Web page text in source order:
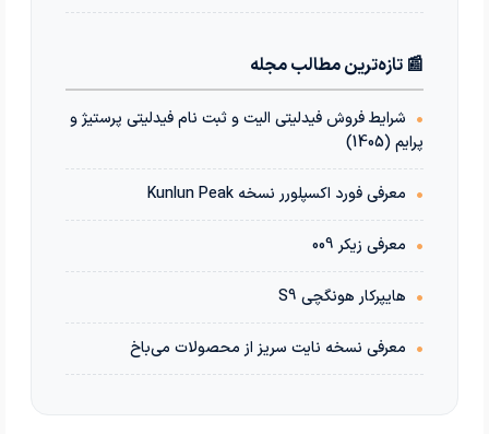
📰 تازه‌ترین مطالب مجله
• شرایط فروش فیدلیتی الیت و ثبت نام فیدلیتی پرستیژ و
پرایم (1405)
• معرفی فورد اکسپلورر نسخه Kunlun Peak
• معرفی زیکر 009
• هایپرکار هونگچی S9
• معرفی نسخه نایت سریز از محصولات می‌باخ